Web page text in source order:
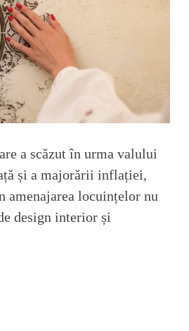
a scăzut în urma valului
și a majorării inflației,
locuințelor nu
design interior și